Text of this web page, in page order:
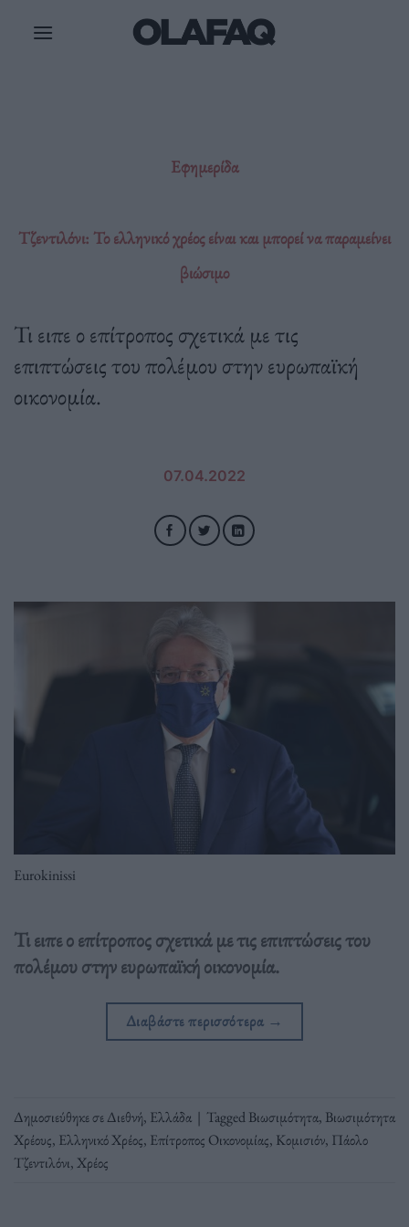
Εφημερίδα
Τζεντιλόνι: Το ελληνικό χρέος είναι και μπορεί να παραμείνει
βιώσιμο
Τι ειπε ο επίτροπος σχετικά με τις
επιπτώσεις του πολέμου στην ευρωπαϊκή
οικονομία.
07.04.2022
Eurokinissi
Τι ειπε ο επίτροπος σχετικά με τις επιπτώσεις του
πολέμου στην ευρωπαϊκή οικονομία.
Διαβάστε περισσότερα →
Δημοσιεύθηκε σεΔιεθνή, Ελλάδα | TaggedΒιωσιμότητα, Βιωσιμότητα
Χρέους, Ελληνικό Χρέος, Επίτροπος Οικονομίας, Κομισιόν, Πάολο
Τζεντιλόνι,Χρέος